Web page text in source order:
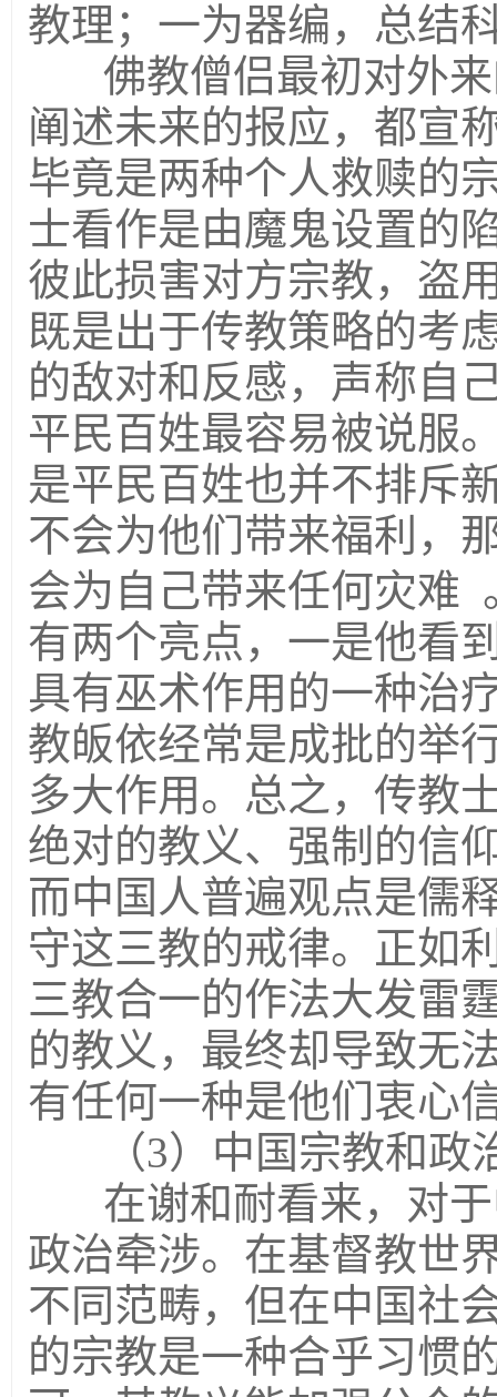
教理；一为器编，总结
佛教僧侣最初对外
阐述未来的报应，都宣
毕竟是两种个人救赎的
士看作是由魔鬼设置的
彼此损害对方宗教，盗
既是出于传教策略的考
的敌对和反感，声称自
平民百姓最容易被说服
是平民百姓也并不排斥
不会为他们带来福利，
会为自己带来任何灾难
有两个亮点，一是他看
具有巫术作用的一种治
教皈依经常是成批的举
多大作用。 总之，传教
绝对的教义、强制的信
而中国人普遍观点是儒
守这三教的戒律。正如
三教合一的作法大发雷
的教义，最终却导致无
有任何一种是他们衷心
（3）中国宗教和政
在谢和耐看来，对
政治牵涉。在基督教世
不同范畴，但在中国社
的宗教是一种合乎习惯